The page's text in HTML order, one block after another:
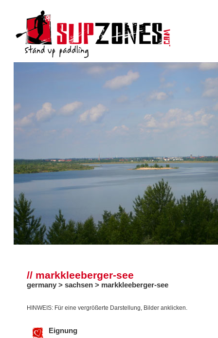
// markkleeberger-see
germany > sachsen > markkleeberger-see
HINWEIS: Für eine vergrößerte Darstellung, Bilder anklicken.
Eignung